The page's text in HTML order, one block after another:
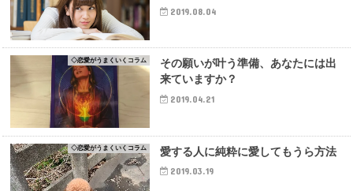
2019.08.04
◇恋愛がうまくいくコラム
その願いが叶う準備、あなたには出
来ていますか？
2019.04.21
◇恋愛がうまくいくコラム 愛する人に純粋に愛してもうら方法
2019.03.19